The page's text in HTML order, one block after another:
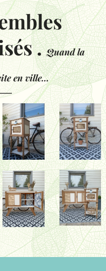
.Quand la
en ville...